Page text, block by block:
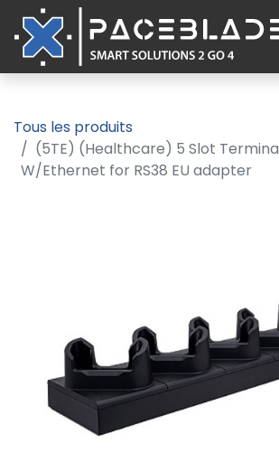
Tous les produits
(5TE) (Healthcare) 5 Slot
W/Ethernet for RS38 EU adapter